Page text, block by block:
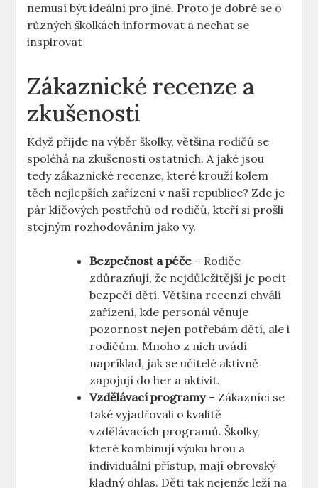
nemusí být ideální pro jiné. Proto je dobré se o
různých školkách informovat a nechat se
inspirovat
Zákaznické recenze a
zkušenosti
Když přijde na výběr školky, většina rodičů se
spoléhá na zkušenosti ostatních. A jaké jsou
tedy zákaznické recenze, které krouží kolem
těch nejlepších zařízení v naší republice? Zde je
pár klíčových postřehů od rodičů, kteří si prošli
stejným rozhodováním jako vy.
Bezpečnost a péče – Rodiče
zdůrazňují, že nejdůležitější je pocit
bezpečí dětí. Většina recenzí chválí
zařízení, kde personál věnuje
pozornost nejen potřebám dětí, ale i
rodičům. Mnoho z nich uvádí
napríklad, jak se učitelé aktivně
zapojují do her a aktivit.
Vzdělávací programy– Zákazníci se
také vyjadřovali o kvalitě
vzdělávacích programů. Školky,
které kombinují výuku hrou a
individuální přístup, mají obrovský
kladný ohlas. Děti tak nejenže leží na